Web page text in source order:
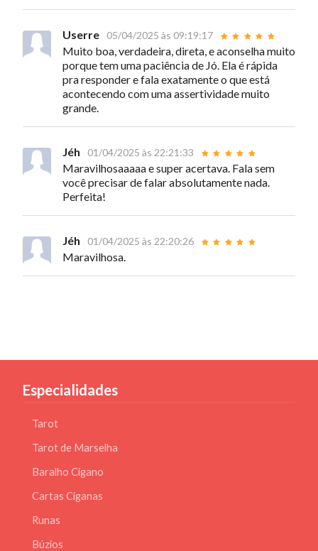
Userre 05/04/2025 às 09:19:17
Muito boa, verdadeira, direta, e aconselha muito
porque tem uma paciência de Jó. Ela é rápida
pra responder e fala exatamente o que está
acontecendo com uma assertividade muito
grande.
Jéh 01/04/2025 às 22:21:33
Maravilhosaaaaa e super acertava. Fala sem
você precisar de falar absolutamente nada.
Perfeita!
Jéh 01/04/2025 às 22:20:26
Maravilhosa.
Especialidades
Tarot
Tarot de Marselha
Baralho Cigano
Cartas Ciganas
Runas
Búzios